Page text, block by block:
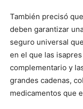
También precisó
deben garantizar
seguro universal
en el que las
complementario y
grandes cadenas,
medicamentos que